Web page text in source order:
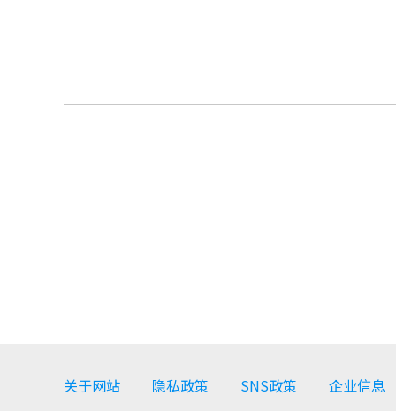
关于网站 隐私政策 SNS政策 企业信息